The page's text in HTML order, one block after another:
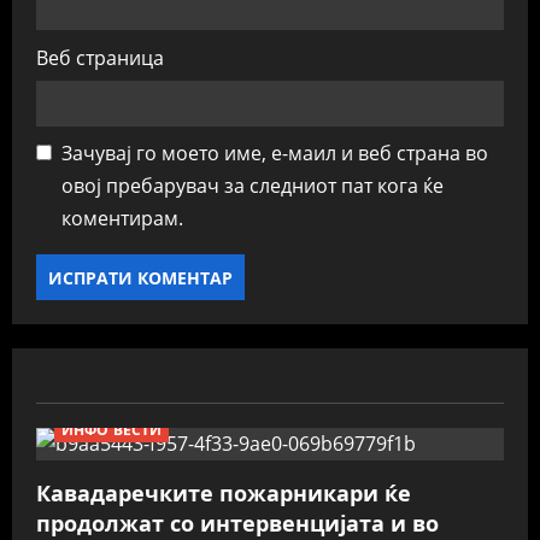
Веб страница
Зачувај го моето име, е-маил и веб страна во
овој пребарувач за следниот пат кога ќе
коментирам.
ИНФО ВЕСТИ
Кавадаречките пожарникари ќе
продолжат со интервенцијата и во